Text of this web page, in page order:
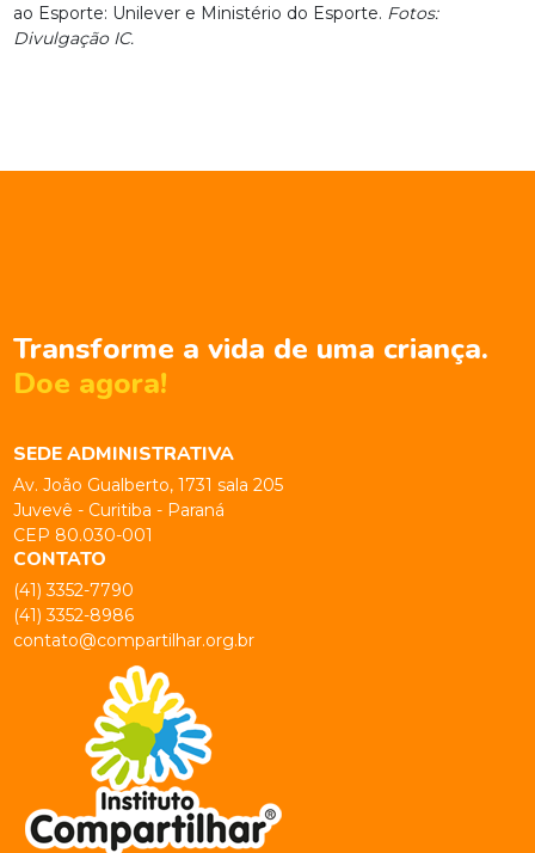
ao Esporte: Unilever e Ministério do Esporte. Fotos:
Divulgação IC.
Transforme a vida de uma criança.
Doe agora!
SEDE ADMINISTRATIVA
Av. João Gualberto, 1731 sala 205
Juvevê - Curitiba - Paraná
CEP 80.030-001
CONTATO
(41) 3352-7790
(41) 3352-8986
contato@compartilhar.org.br